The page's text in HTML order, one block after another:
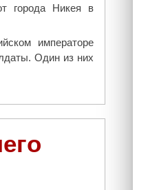
й
"
города Никея в
императоре
Один из них